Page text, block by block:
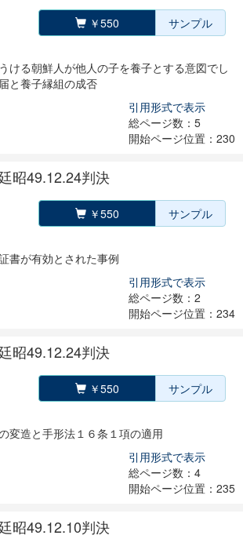
￥550 サンプル
ける朝鮮人が他人の子を養子とする意図でし
と養子縁組の成否
引用形式で表示
総ページ数：5
開始ページ位置：230
昭49.12.24判決
￥550 サンプル
書が有効とされた事例
引用形式で表示
総ページ数：2
開始ページ位置：234
昭49.12.24判決
￥550 サンプル
変造と手形法１６条１項の適用
引用形式で表示
総ページ数：4
開始ページ位置：235
昭49.12.10判決